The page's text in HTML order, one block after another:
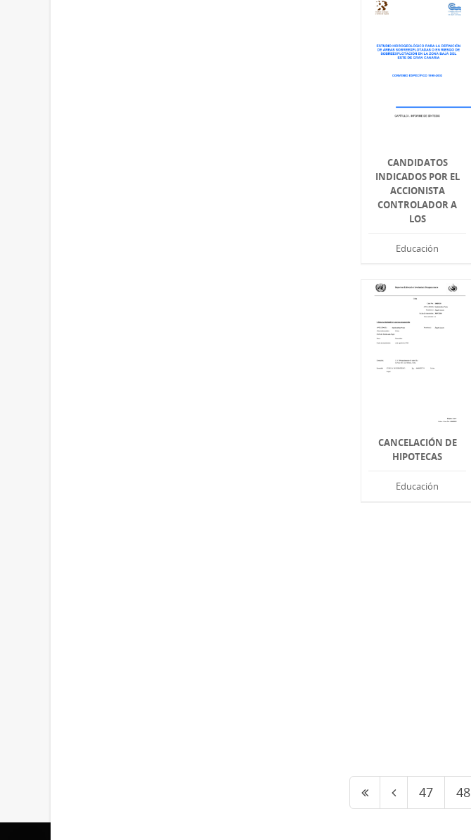
CANDIDATOS
INDICADOS POR EL
ACCIONISTA
CONTROLADOR A
LOS
Educación
CANCELACIÓN DE
HIPOTECAS
Educación
47 48